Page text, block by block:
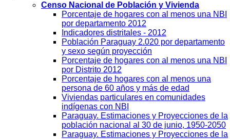
Censo Nacional de Población y Vivienda
Porcentaje de hogares con al menos una NBI
por departamento 2012
Indicadores distritales - 2012
Población Paraguay 2.020 por departamento
y sexo según proyección
Porcentaje de hogares con al menos una NBI
por Distrito 2012
Porcentaje de hogares con al menos una
persona de 60 años y más de edad
Viviendas particulares en comunidades
indígenas con NBI
Paraguay. Estimaciones y Proyecciones de la
población nacional al 30 de junio, 1950-2050
Paraguay. Estimaciones y Proyecciones de la